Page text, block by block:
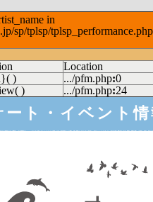
in
sp/tplsp/
Location
) .../pfm.php:0
) .../pfm.php:24
ト・イベント